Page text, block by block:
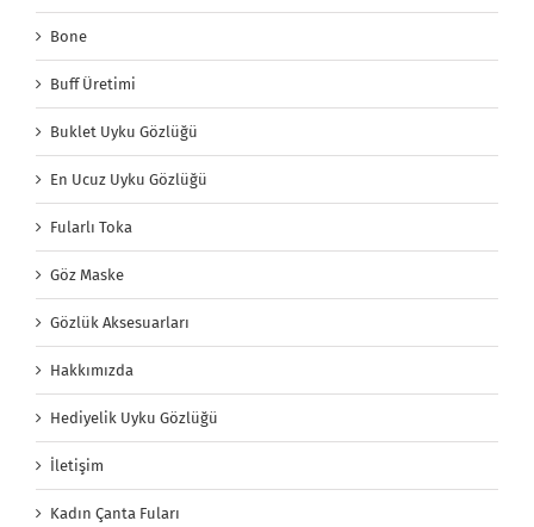
Bone
Buff Üretimi
Buklet Uyku Gözlüğü
En Ucuz Uyku Gözlüğü
Fularlı Toka
Göz Maske
Gözlük Aksesuarları
Hakkımızda
Hediyelik Uyku Gözlüğü
İletişim
Kadın Çanta Fuları